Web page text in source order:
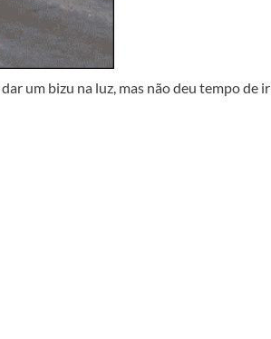
um bizu na luz, mas não deu tempo de ir